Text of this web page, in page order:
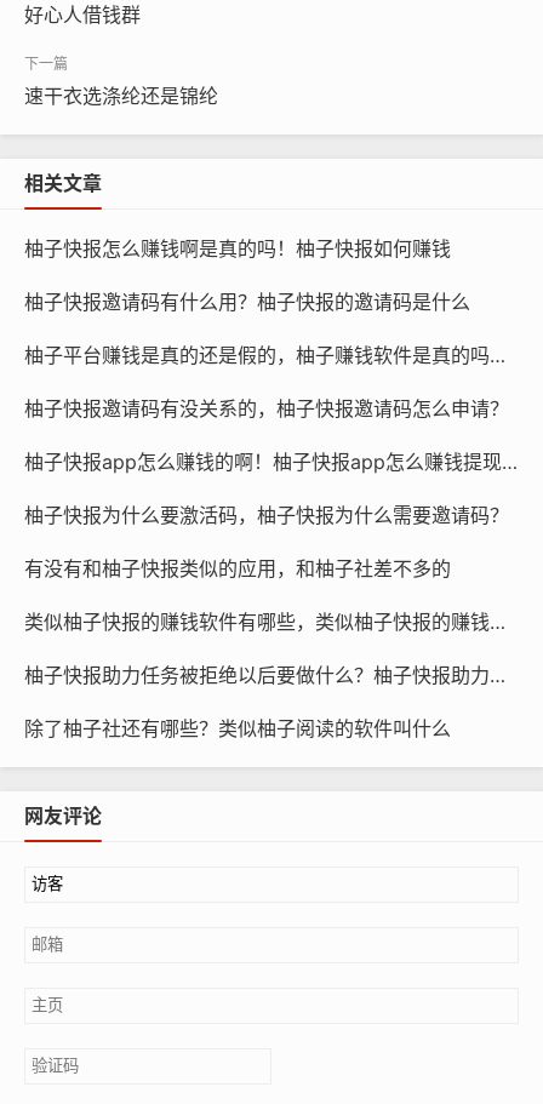
好心人借钱群
速干衣选涤纶还是锦纶
相关文章
柚子快报怎么赚钱啊是真的吗！柚子快报如何赚钱
柚子快报邀请码有什么用？柚子快报的邀请码是什么
柚子平台赚钱是真的还是假的，柚子赚钱软件是真的吗还是假的？
柚子快报邀请码有没关系的，柚子快报邀请码怎么申请？
柚子快报app怎么赚钱的啊！柚子快报app怎么赚钱提现到微信
柚子快报为什么要激活码，柚子快报为什么需要邀请码？
有没有和柚子快报类似的应用，和柚子社差不多的
类似柚子快报的赚钱软件有哪些，类似柚子快报的赚钱软件是真的吗
柚子快报助力任务被拒绝以后要做什么？柚子快报助力的昵称是什么
除了柚子社还有哪些？类似柚子阅读的软件叫什么
网友评论